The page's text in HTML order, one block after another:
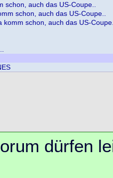
schon, auch das US-Coupe..
schon, auch das US-Coupe..
komm schon, auch das US-
dürfen